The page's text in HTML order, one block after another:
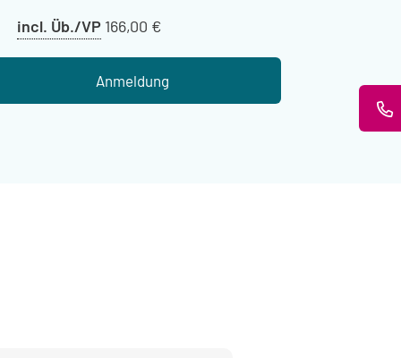
incl. Üb./VP Preis
Übernachtung
166,00 €
Anmeldung